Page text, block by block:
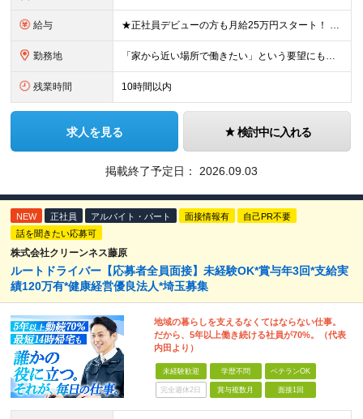
給与 ★正社員デビューの方も月給25万円スタート！ ★プロジェクト先でインセンティブが出ることもあります◎ ＼未経験1年目想定年収：348万円～468万円／ 月給：25万円～35万円＋交通費全額支給＋資格
勤務地 「家から近い場所で働きたい」という要望にもお応えします！※実例あり ★一都三県（東京都・埼玉県・神奈川県・千葉県）のいずれかの携帯ショップやイベント会場に配属 ■本社 東京都豊島区南池袋2-33-7
残業時間 10時間以内
求人を見る 検討中に入れる
掲載終了予定日： 2026.09.03
NEW 正社員 アルバイト・パート 面接情報有
自己PR不要
話を聞きたい応募可
株式会社クリーンネス藤原
ルートドライバー【応募者全員面接】未経験OK*賞与年3回*支給実
績120万有*健康経営優良法人*埼玉募集
地域の暮らしを支えるなくてはならない仕事。
だから、5年以上働き続ける社員が70%。（代表
内田より）
未経験歓迎 学歴不問 ベテランOK
完全週休2日 賞与複数月 面接1回